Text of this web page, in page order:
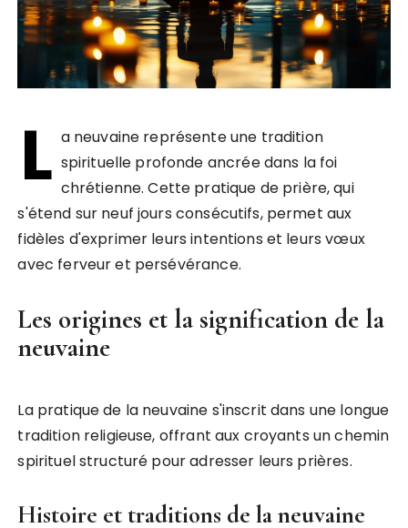
L a neuvaine représente une tradition
spirituelle profonde ancrée dans la foi
chrétienne. Cette pratique de prière, qui
s'étend sur neuf jours consécutifs, permet aux
fidèles d'exprimer leurs intentions et leurs vœux
avec ferveur et persévérance.
Les origines et la signification de la
neuvaine
La pratique de la neuvaine s'inscrit dans une longue
tradition religieuse, offrant aux croyants un chemin
spirituel structuré pour adresser leurs prières.
Histoire et traditions de la neuvaine